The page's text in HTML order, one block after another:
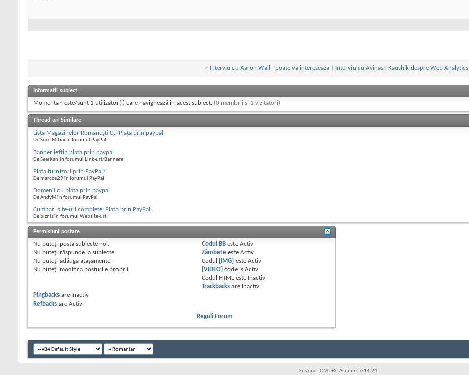
« Interviu cu Aaron Wall - poate va intereseaza| Interviu cu Avinash Kaushik despre Web Analytics
Informații subiect
Momentan este/sunt 1 utilizator(i) care navighează în acest subiect. (0 membrii și 1 vizitatori)
Thread-uri Similare
Lista Magazinelor Romaneşti Cu Plata prin paypal
De SorelMihai în forumul PayPal
Banner ieftin plata prin paypal
De SeerKan în forumul Link-uri/Bannere
Plata furnizori prin PayPal?
De marcos29 în forumul PayPal
Domenii cu plata prin paypal
De AndyM în forumul PayPal
Cumpari site-uri complete. Plata prin PayPal.
De biznis în forumul Website-uri
Permisiuni postare
Nu puteţi posta subiecte noi.
Nu puteţi răspunde la subiecte
Nu puteţi adăuga ataşamente
Nu puteţi modifica posturile proprii
Codul BB esteActiv
Zâmbete esteActiv
Codul
[IMG] esteActiv
[VIDEO] code isActiv
Codul HTML este Inactiv
Trackbacks are Inactiv
Pingbacks are Inactiv
Refbacks are Activ
Reguli Forum
Fus orar: GMT +3. Acum este 14:24.